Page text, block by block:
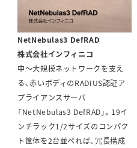
NetNebulas3 DefRAD
株式会社インフィニコ
中〜大規模ネットワークを支え
る、赤いボディのRADIUS認証ア
プライアンスサーバ
「NetNebulas3 DefRAD」。19イ
ンチラック1/2サイズのコンパク
ト筐体を2台並べれば、冗長構成